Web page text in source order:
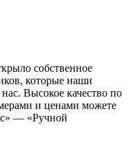
собственное
которые наши
Высокое качество по
и ценами можете
— «Ручной